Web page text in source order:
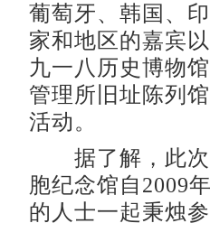
葡萄牙、韩国、
家和地区的嘉宾
九一八历史博物
管理所旧址陈列
活动。
据了解，此次
胞纪念馆自2009
的人士一起秉烛